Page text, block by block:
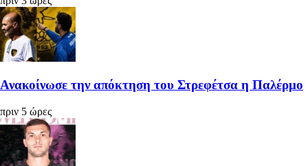
Ανακοίνωσε την απόκτηση του Στρεφέτσα η Παλέρμο
πριν 5 ώρες